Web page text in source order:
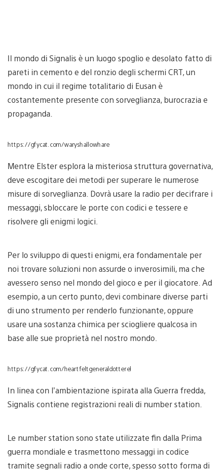
Il mondo di Signalis è un luogo spoglio e desolato fatto di
pareti in cemento e del ronzio degli schermi CRT, un
mondo in cui il regime totalitario di Eusan è
costantemente presente con sorveglianza, burocrazia e
propaganda.
https://gfycat.com/waryshallowhare
Mentre Elster esplora la misteriosa struttura governativa,
deve escogitare dei metodi per superare le numerose
misure di sorveglianza. Dovrà usare la radio per decifrare i
messaggi, sbloccare le porte con codici e tessere e
risolvere gli enigmi logici.
Per lo sviluppo di questi enigmi, era fondamentale per
noi trovare soluzioni non assurde o inverosimili, ma che
avessero senso nel mondo del gioco e per il giocatore. Ad
esempio, a un certo punto, devi combinare diverse parti
di uno strumento per renderlo funzionante, oppure
usare una sostanza chimica per sciogliere qualcosa in
base alle sue proprietà nel nostro mondo.
https://gfycat.com/heartfeltgeneraldotterel
In linea con l’ambientazione ispirata alla Guerra fredda,
Signalis contiene registrazioni reali di number station.
Le number station sono state utilizzate fin dalla Prima
guerra mondiale e trasmettono messaggi in codice
tramite segnali radio a onde corte, spesso sotto forma di